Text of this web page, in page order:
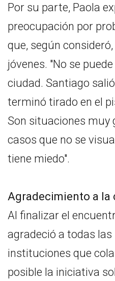
Por su parte, Paola
preocupación por
que, según
jóvenes. "No se
ciudad. Santiago
terminó tirado en el
Son situaciones muy
casos que no se
tiene miedo".
Agradecimiento a la
Al finalizar el
agradeció a todas las
instituciones que
posible la iniciativa